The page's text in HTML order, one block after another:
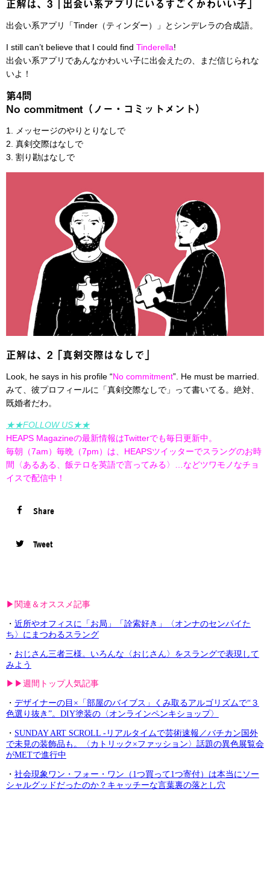
正解は、3「出会い系アプリにいるすごくかわいい子」
出会い系アプリ「Tinder（ティンダー）」とシンデレラの合成語。
I still can’t believe that I could find Tinderella!
出会い系アプリであんなかわいい子に出会えたの、まだ信じられな
いよ！
第4問
No commitment（ノー・コミットメント）
1. メッセージのやりとりなしで
2. 真剣交際はなしで
3. 割り勘はなしで
正解は、2「真剣交際はなしで」
Look, he says in his profile “No commitment”. He must be married.
みて、彼プロフィールに「真剣交際なしで」って書いてる。絶対、
既婚者だわ。
★★FOLLOW US★★
HEAPS Magazineの最新情報はTwitterでも毎日更新中。
毎朝（7am）毎晩（7pm）は、HEAPSツイッターでスラングのお時
間〈あるある、飯テロを英語で言ってみる〉…などツワモノなチョ
イスで配信中！
Share
Tweet
▶︎関連＆オススメ記事
・ 近所やオフィスに「お局」「詮索好き」〈オンナのセンパイた
ち〉にまつわるスラング
・ おじさん三者三様。いろんな〈おじさん〉をスラングで表現して
みよう
▶︎▶︎週間トップ人気記事
・ デザイナーの目×「部屋のバイブス」くみ取るアルゴリズムで“３
色選り抜き”。DIY塗装の〈オンラインペンキショップ〉
・ SUNDAY ART SCROLL -リアルタイムで芸術速報／バチカン国外
で未見の装飾品も。〈カトリック×ファッション〉話題の異色展覧会
がMETで進行中
・ 社会現象ワン・フォー・ワン（1つ買って1つ寄付）は本当にソー
シャルグッドだったのか？キャッチーな言葉裏の落とし穴